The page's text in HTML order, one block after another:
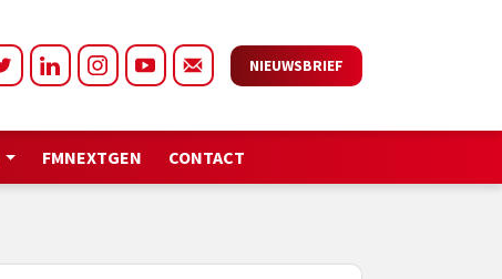
NIEUWSBRIEF
FMNEXTGEN CONTACT